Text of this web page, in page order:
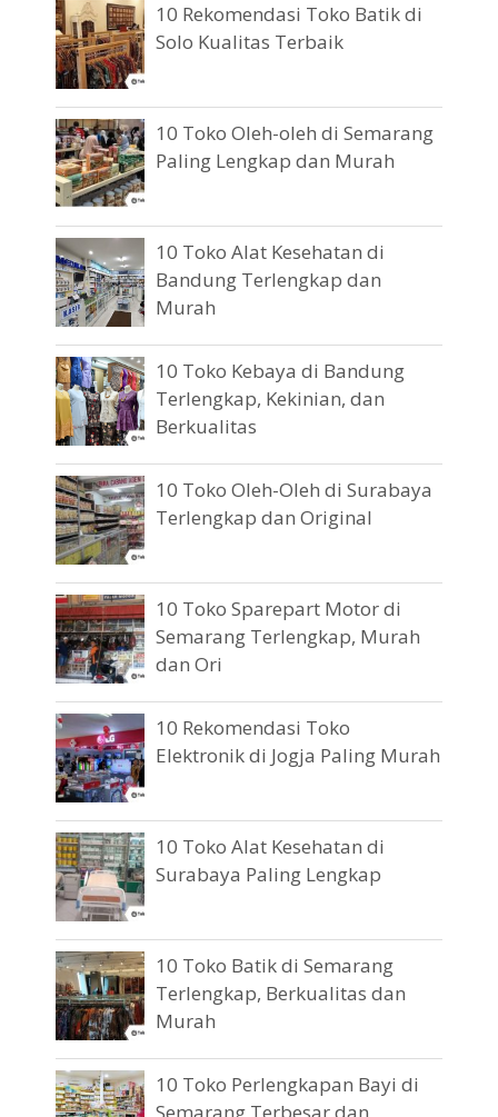
10 Rekomendasi Toko Batik di
Solo Kualitas Terbaik
10 Toko Oleh-oleh di Semarang
Paling Lengkap dan Murah
10 Toko Alat Kesehatan di
Bandung Terlengkap dan
Murah
10 Toko Kebaya di Bandung
Terlengkap, Kekinian, dan
Berkualitas
10 Toko Oleh-Oleh di Surabaya
Terlengkap dan Original
10 Toko Sparepart Motor di
Semarang Terlengkap, Murah
dan Ori
10 Rekomendasi Toko
Elektronik di Jogja Paling Murah
10 Toko Alat Kesehatan di
Surabaya Paling Lengkap
10 Toko Batik di Semarang
Terlengkap, Berkualitas dan
Murah
10 Toko Perlengkapan Bayi di